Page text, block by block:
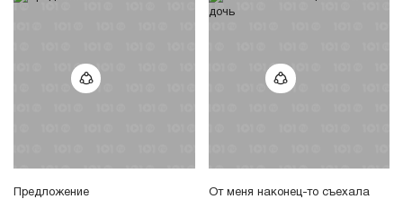
Предложение
От меня наконец-то съехала